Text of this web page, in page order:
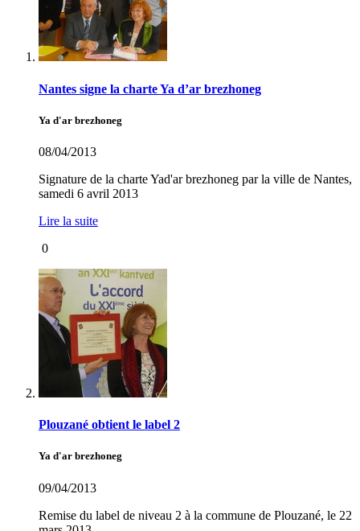
Nantes signe la charte Ya d’ar brezhoneg
Ya d'ar brezhoneg
08/04/2013
Signature de la charte Yad'ar brezhoneg par la ville de Nantes,
samedi 6 avril 2013
Lire la suite
0
Plouzané obtient le label 2
Ya d'ar brezhoneg
09/04/2013
Remise du label de niveau 2 à la commune de Plouzané, le 22